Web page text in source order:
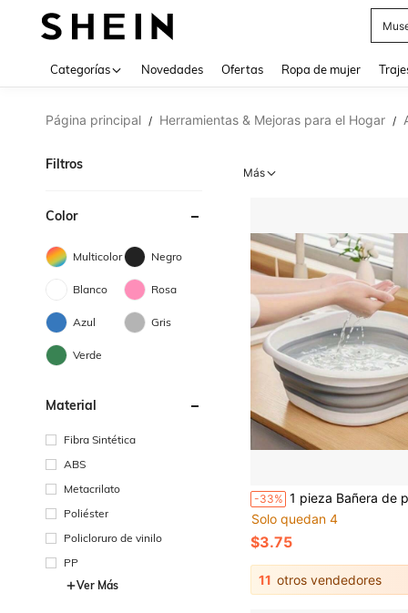
Categorías Novedades Ofertas Ropa de mujer
Página principal / Herramientas & Mejoras para el Hogar /
Filtros
Color
Multicolor Negro
Blanco Rosa
Azul Gris
Verde
Material
Fibra Sintética
ABS
Metacrilato
Poliéster
Policloruro de vinilo
PP
Ver Más
Más
-33% 1 pieza Bañera de pies plegable multifuncional, apta para lavarse la cara, lavar verduras, lavar ropa interior,
Solo quedan 4
$3.75
11 otros vendedores